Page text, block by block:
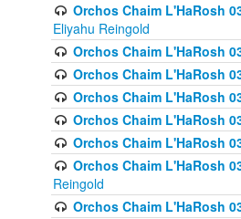
Orchos Chaim L'HaRosh
Eliyahu Reingold
Orchos Chaim L'HaRosh
Orchos Chaim L'HaRosh
Orchos Chaim L'HaRosh
Orchos Chaim L'HaRosh
Orchos Chaim L'HaRosh
Orchos Chaim L'HaRosh
Reingold
Orchos Chaim L'HaRosh